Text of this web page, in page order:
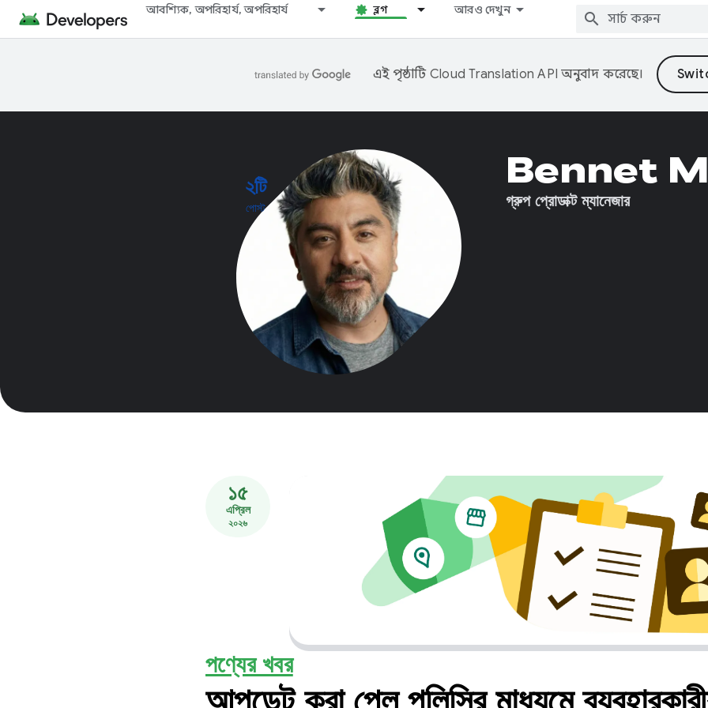
আবশ্যিক, অপরিহার্য, অপরিহার্য ব্লগ আরও দেখুন
এই পৃষ্ঠাটি Cloud Translation API অনুবাদ করেছে।
২টি
পোস্ট
Bennet
গ্রুপ প্রোডাক্ট ম্যানেজার
১৫
এপ্রিল
২০২৬
পণ্যের খবর